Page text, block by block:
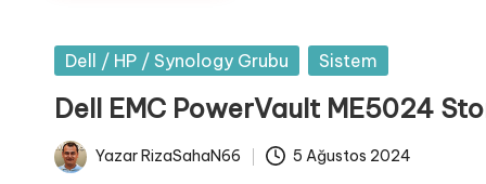
Posted
Dell / HP / Synology Grubu Sistem
Dell EMC PowerVault ME5024
Posted
Yazar RizaSahaN66 5 Ağustos 2024